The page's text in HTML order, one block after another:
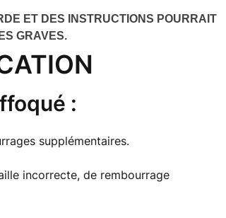
ET DES INSTRUCTIONS POURRAIT
GRAVES.
:
supplémentaires.
incorrecte, de rembourrage